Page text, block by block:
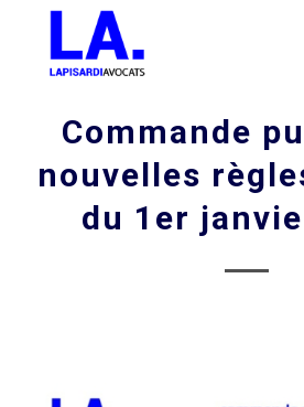
Commande
nouvelles
du 1er